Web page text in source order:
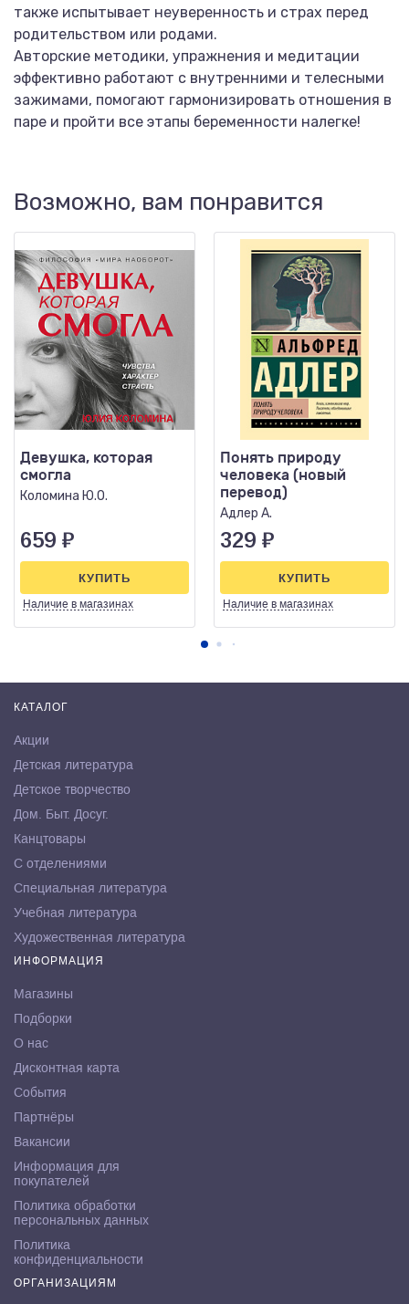
также испытывает неуверенность и страх перед
родительством или родами.
Авторские методики, упражнения и медитации
эффективно работают с внутренними и телесными
зажимами, помогают гармонизировать отношения в
паре и пройти все этапы беременности налегке!
Возможно, вам понравится
Девушка, которая
смогла
Коломина Ю.О.
659 ₽
Наличие в магазинах
КУПИТЬ
Понять природу
человека (новый
перевод)
Адлер А.
329 ₽
Наличие в магазинах
КУПИТЬ
КАТАЛОГ
Акции
Детская литература
Детское творчество
Дом. Быт. Досуг.
Канцтовары
С отделениями
Специальная литература
Учебная литература
Художественная литература
ИНФОРМАЦИЯ
Магазины
Подборки
О нас
Дисконтная карта
События
Партнёры
Вакансии
Информация для
покупателей
Политика обработки
персональных данных
Политика
конфиденциальности
ОРГАНИЗАЦИЯМ